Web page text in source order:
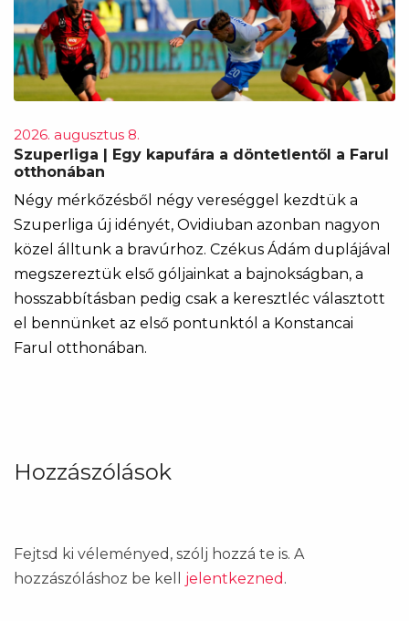
2026. augusztus 8.
Szuperliga | Egy kapufára a döntetlentől a Farul
otthonában
Négy mérkőzésből négy vereséggel kezdtük a
Szuperliga új idényét, Ovidiuban azonban nagyon
közel álltunk a bravúrhoz. Czékus Ádám duplájával
megszereztük első góljainkat a bajnokságban, a
hosszabbításban pedig csak a keresztléc választott
el bennünket az első pontunktól a Konstancai
Farul otthonában.
Hozzászólások
Fejtsd ki véleményed, szólj hozzá te is. A
hozzászóláshoz be kell jelentkezned .